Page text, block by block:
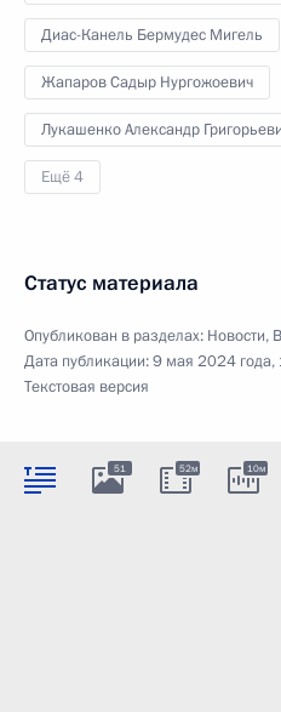
Диас-Канель Бермудес Мигель
Жапаров Садыр Нургожоевич
Лукашенко Александр
Ещё 4
Статус материала
Опубликован в разделах: Новости,
Дата публикации:9 мая 2024 года,
Текстовая версия
51 52м 10м